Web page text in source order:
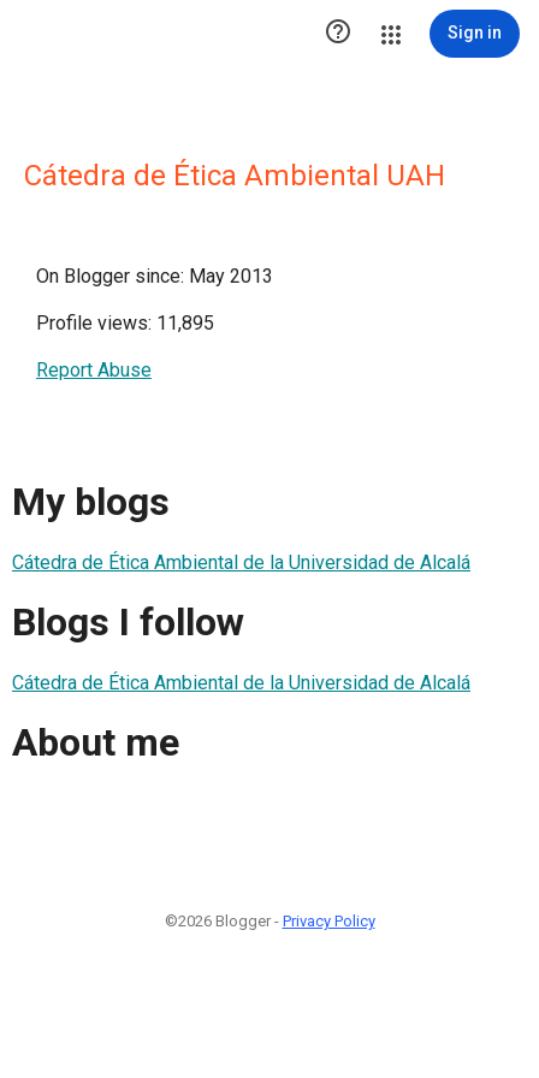
 Sign in
Cátedra de Ética Ambiental UAH
On Blogger since: May 2013
Profile views: 11,895
Report Abuse
My blogs
Cátedra de Ética Ambiental de la Universidad de Alcalá
Blogs I follow
Cátedra de Ética Ambiental de la Universidad de Alcalá
About me
©2026 Blogger - Privacy Policy